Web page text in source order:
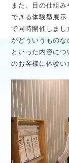
また、目の仕組
できる体験型展
で同時開催しまし
がどういうものな
といった内容につ
のお客様に体験い